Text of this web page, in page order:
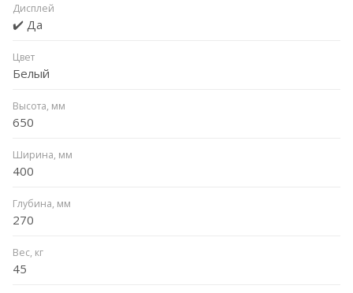
Дисплей
✔️ Да
Цвет
Белый
Высота, мм
650
Ширина, мм
400
Глубина, мм
270
Вес, кг
45